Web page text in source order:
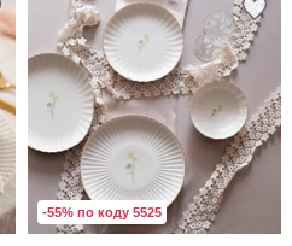
-55% по коду 5525